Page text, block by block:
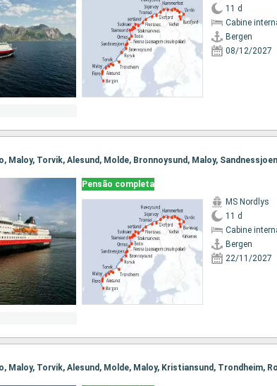
11 d
Cabine
Bergen
08/12/2027
Pensão completa
MS Nordlys
11 d
Cabine
Bergen
22/11/2027